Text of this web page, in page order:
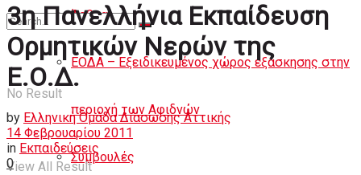
Άρθρα
ΕΟΔΑ – Εξειδικευμένος χώρος εξάσκησης στην
περιοχή των Αφιδνών
Συμβουλές
No Result
View All Result
3η Πανελλήνια Εκπαίδευση
Ορμητικών Νερών της
Ε.Ο.Δ.
by Ελληνική Ομάδα Διάσωσης Αττικής
14 Φεβρουαρίου 2011
in Εκπαιδεύσεις
0